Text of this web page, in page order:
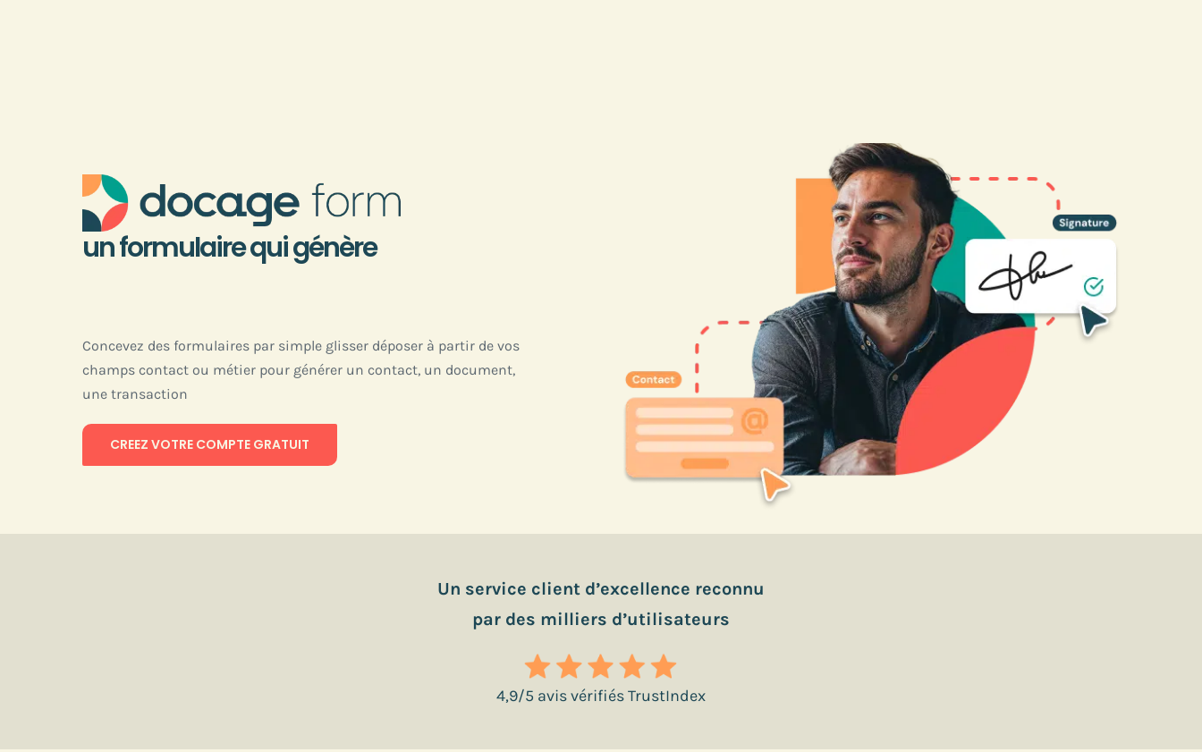
un formulaire qui génère
Concevez des formulaires par simple glisser déposer à partir de vos
champs contact ou métier pour générer un contact, un document,
une transaction
CREEZ VOTRE COMPTE GRATUIT
Un service client d’excellence reconnu
par des milliers d’utilisateurs
4,9/5 avis vérifiés TrustIndex